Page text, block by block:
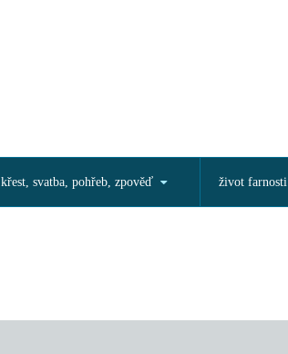
křest, svatba, pohřeb, zpověď život farnosti